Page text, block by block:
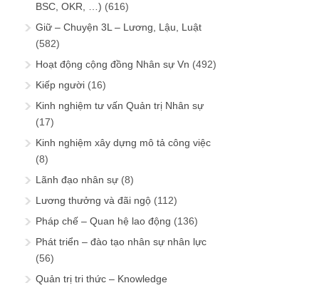
BSC, OKR, …) (616)
Giữ – Chuyện 3L – Lương, Lậu, Luật
(582)
Hoạt động cộng đồng Nhân sự Vn (492)
Kiếp người (16)
Kinh nghiệm tư vấn Quản trị Nhân sự
(17)
Kinh nghiệm xây dựng mô tả công việc
(8)
Lãnh đạo nhân sự (8)
Lương thưởng và đãi ngộ (112)
Pháp chế – Quan hệ lao động (136)
Phát triển – đào tạo nhân sự nhân lực
(56)
Quản trị tri thức – Knowledge